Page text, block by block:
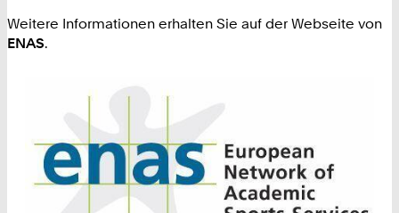
Weitere Informationen erhalten Sie auf der Webseite von
ENAS.